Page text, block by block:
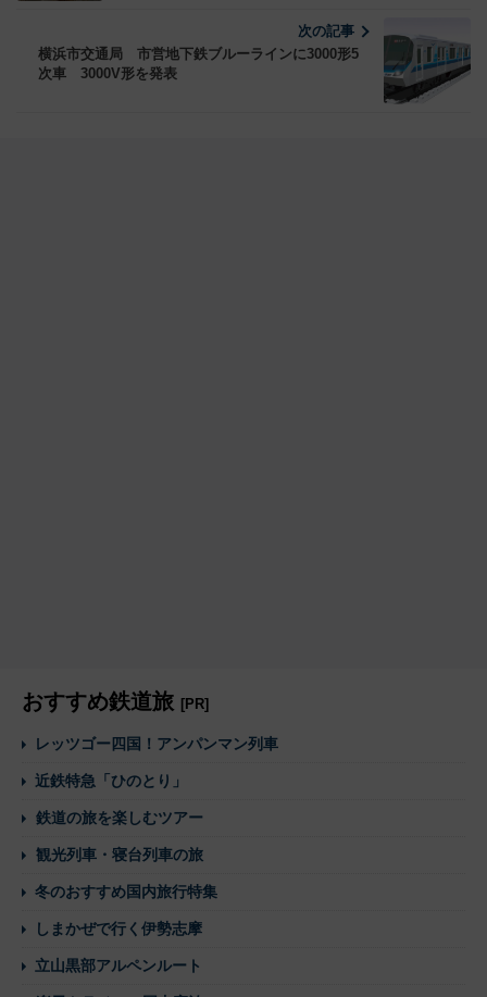
次の記事
横浜市交通局 市営地下鉄ブルーラインに3000形5
次車 3000V形を発表
おすすめ鉄道旅 [PR]
レッツゴー四国！アンパンマン列車
近鉄特急「ひのとり」
鉄道の旅を楽しむツアー
観光列車・寝台列車の旅
冬のおすすめ国内旅行特集
しまかぜで行く伊勢志摩
立山黒部アルペンルート